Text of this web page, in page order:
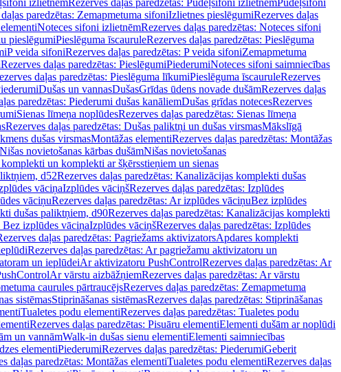
izlietnēmRezerves daļas paredzētas: Pudeļsifoni izlietnēmPudeļsifoni
paredzētas: Zemapmetuma sifoniIzlietnes pieslēgumiRezerves daļas
Noteces sifoni izlietnēmRezerves daļas paredzētas: Noteces sifoni
pieslēgumiPieslēguma īscauruleRezerves daļas paredzētas: Pieslēguma
P veida sifoniRezerves daļas paredzētas: P veida sifoniZemapmetuma
Rezerves daļas paredzētas: PieslēgumiPiederumiNoteces sifoni saimniecības
daļas paredzētas: Pieslēguma līkumiPieslēguma īscauruleRezerves
Dušas un vannasDušasGrīdas ūdens novade dušāmRezerves daļas
paredzētas: Piederumi dušas kanāliemDušas grīdas notecesRezerves
Sienas līmeņa noplūdesRezerves daļas paredzētas: Sienas līmeņa
Rezerves daļas paredzētas: Dušas paliktņi un dušas virsmasMākslīgā
dušas virsmasMontāžas elementiRezerves daļas paredzētas: Montāžas
Nišas novietošanas kārbas dušāmNišas novietošanas
un komplekti ar šķērsstieņiem un sienas
d52Rezerves daļas paredzētas: Kanalizācijas komplekti dušas
vāciņaIzplūdes vāciņšRezerves daļas paredzētas: Izplūdes
vāciņuRezerves daļas paredzētas: Ar izplūdes vāciņuBez izplūdes
dušas paliktņiem, d90Rezerves daļas paredzētas: Kanalizācijas komplekti
Bez izplūdes vāciņaIzplūdes vāciņšRezerves daļas paredzētas: Izplūdes
daļas paredzētas: Pagriežams aktivizatorsApdares komplekti
Rezerves daļas paredzētas: Ar pagriežamu aktivizatoru un
un ieplūdeiAr aktivizatoru PushControlRezerves daļas paredzētas: Ar
Ar vārstu aizbāžņiemRezerves daļas paredzētas: Ar vārstu
caurules pārtraucējsRezerves daļas paredzētas: Zemapmetuma
sistēmasStiprināšanas sistēmasRezerves daļas paredzētas: Stiprināšanas
Tualetes podu elementiRezerves daļas paredzētas: Tualetes podu
Rezerves daļas paredzētas: Pisuāru elementiElementi dušām ar noplūdi
un vannāmWalk-in dušas sienu elementiElementi saimniecības
elementiPiederumiRezerves daļas paredzētas: PiederumiGeberit
daļas paredzētas: Montāžas elementiTualetes podu elementiRezerves daļas